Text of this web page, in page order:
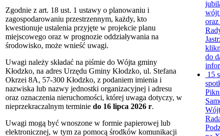
Zgodnie z art. 18 ust. 1 ustawy o planowaniu i
zagospodarowaniu przestrzennym, każdy, kto
kwestionuje ustalenia przyjęte w projekcie planu
miejscowego oraz w prognozie oddziaływania na
środowisko, może wnieść uwagi.
Uwagi należy składać na piśmie do Wójta gminy
Kłodzko, na adres Urzędu Gminy Kłodzko, ul. Stefana
Okrzei 8A, 57-300 Kłodzko, z podaniem imienia i
nazwiska lub nazwy jednostki organizacyjnej i adresu
oraz oznaczenia nieruchomości, której uwaga dotyczy, w
nieprzekraczalnym terminie do 16 lipca 2026 r.
Uwagi mogą być wnoszone w formie papierowej lub
elektronicznej, w tym za pomocą środków komunikacji
do
15